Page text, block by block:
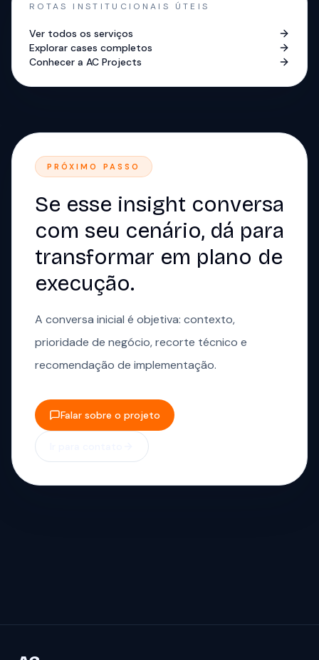
ROTAS INSTITUCIONAIS ÚTEIS
Ver todos os serviços
Explorar cases completos
Conhecer a AC Projects
PRÓXIMO PASSO
Se esse insight conversa
com seu cenário, dá para
transformar em plano de
execução.
A conversa inicial é objetiva: contexto,
prioridade de negócio, recorte técnico e
recomendação de implementação.
Falar sobre o projeto